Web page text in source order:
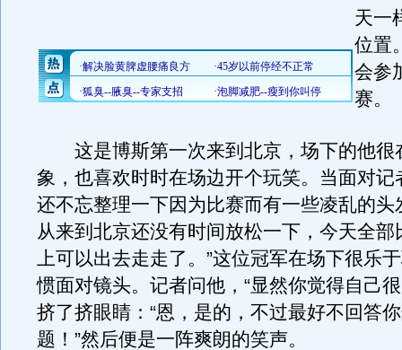
天一
位置
会参
赛。
这是博斯第一次来到北京，场下的他很
象，也喜欢时时在场边开个玩笑。当面对记
还不忘整理一下因为比赛而有一些凌乱的头
从来到北京还没有时间放松一下，今天全部
上可以出去走走了。”这位冠军在场下很乐
惯面对镜头。记者问他，“显然你觉得自己
挤了挤眼睛：“恩，是的，不过最好不回答
题！”然后便是一阵爽朗的笑声。